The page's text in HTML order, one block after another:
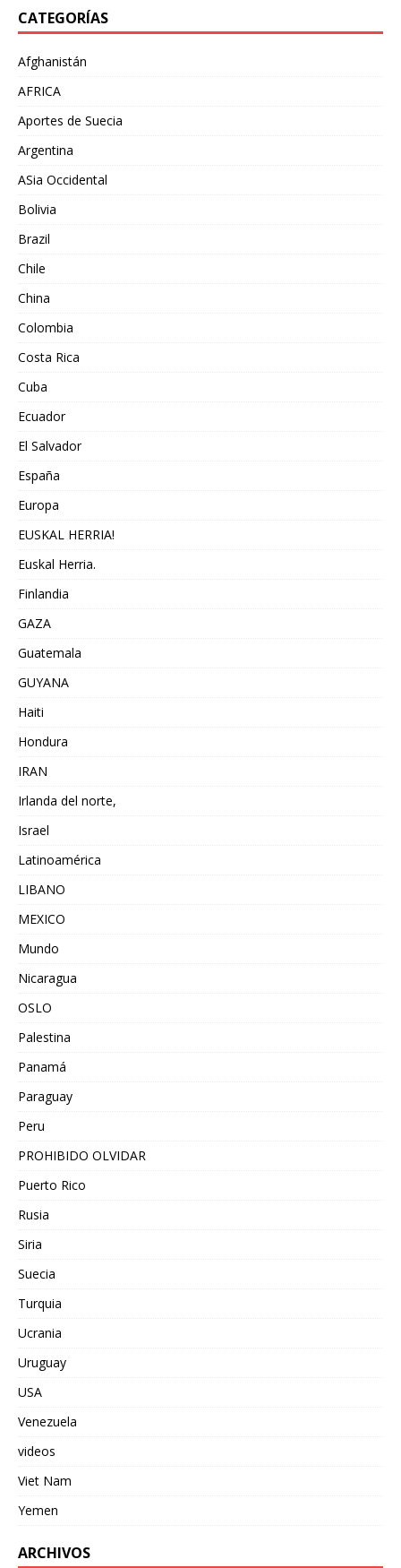
CATEGORÍAS
Afghanistán
AFRICA
Aportes de Suecia
Argentina
ASia Occidental
Bolivia
Brazil
Chile
China
Colombia
Costa Rica
Cuba
Ecuador
El Salvador
España
Europa
EUSKAL HERRIA!
Euskal Herria.
Finlandia
GAZA
Guatemala
GUYANA
Haiti
Hondura
IRAN
Irlanda del norte,
Israel
Latinoamérica
LIBANO
MEXICO
Mundo
Nicaragua
OSLO
Palestina
Panamá
Paraguay
Peru
PROHIBIDO OLVIDAR
Puerto Rico
Rusia
Siria
Suecia
Turquia
Ucrania
Uruguay
USA
Venezuela
videos
Viet Nam
Yemen
ARCHIVOS